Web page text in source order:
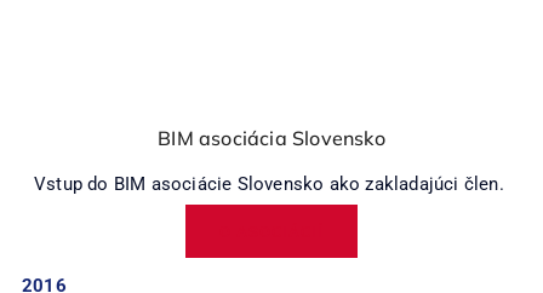
BIM asociácia Slovensko
Vstup do BIM asociácie Slovensko ako zakladajúci člen.
2016